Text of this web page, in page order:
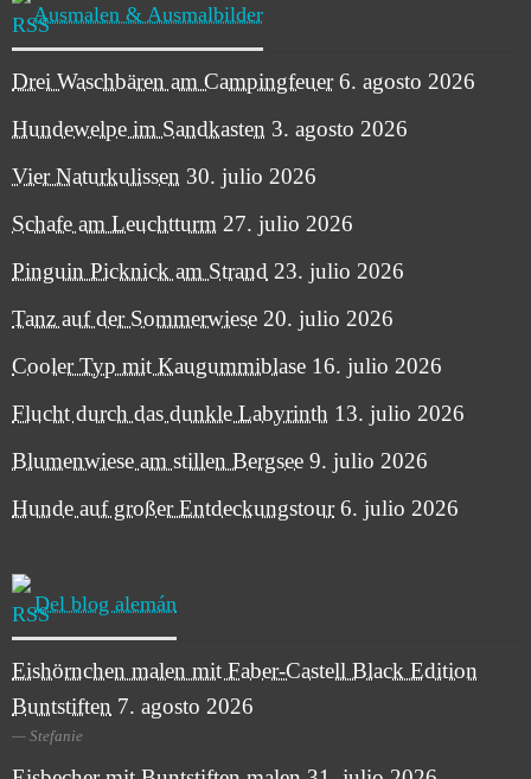
Ausmalen & Ausmalbilder
Drei Waschbären am Campingfeuer 6. agosto 2026
Hundewelpe im Sandkasten 3. agosto 2026
Vier Naturkulissen 30. julio 2026
Schafe am Leuchtturm 27. julio 2026
Pinguin Picknick am Strand 23. julio 2026
Tanz auf der Sommerwiese 20. julio 2026
Cooler Typ mit Kaugummiblase 16. julio 2026
Flucht durch das dunkle Labyrinth 13. julio 2026
Blumenwiese am stillen Bergsee 9. julio 2026
Hunde auf großer Entdeckungstour 6. julio 2026
Del blog alemán
Eishörnchen malen mit Faber-Castell Black Edition
Buntstiften 7. agosto 2026
Stefanie